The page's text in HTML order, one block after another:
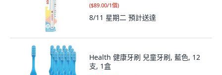
($89.00/1個)
8/11 星期二 預計送達
Health 健康牙刷 兒童牙刷, 藍色, 12
支, 1盒